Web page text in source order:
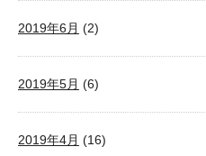
2019年6月 (2)
2019年5月 (6)
2019年4月 (16)